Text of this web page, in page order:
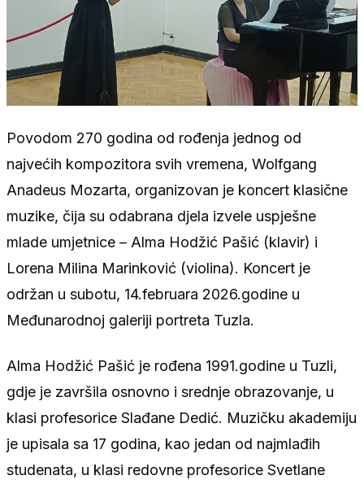
Povodom 270 godina od rođenja jednog od
najvećih kompozitora svih vremena, Wolfgang
Anadeus Mozarta, organizovan je koncert klasične
muzike, čija su odabrana djela izvele uspješne
mlade umjetnice – Alma Hodžić Pašić (klavir) i
Lorena Milina Marinković (violina). Koncert je
održan u subotu, 14.februara 2026.godine u
Međunarodnoj galeriji portreta Tuzla.
Alma Hodžić Pašić je rođena 1991.godine u Tuzli,
gdje je završila osnovno i srednje obrazovanje, u
klasi profesorice Slađane Dedić. Muzičku akademiju
je upisala sa 17 godina, kao jedan od najmlađih
studenata, u klasi redovne profesorice Svetlane